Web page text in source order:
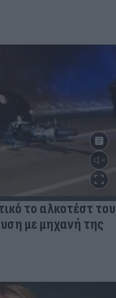
το αλκοτέστ του
με μηχανή της